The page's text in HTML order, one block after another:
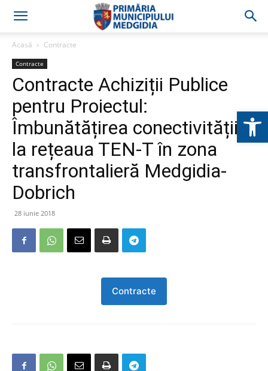
Acasă Contracte
Contracte
Contracte Achiziții Publice
pentru Proiectul:
Îmbunătățirea conectivității
la rețeaua TEN-T în zona
transfrontalieră Medgidia-
Dobrich
28 iunie 2018
Contracte